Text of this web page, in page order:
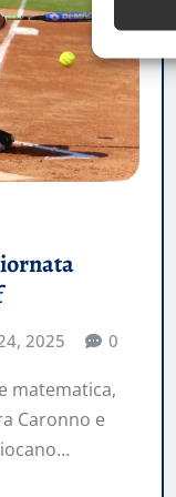
2025 0
matematica,
Caronno e